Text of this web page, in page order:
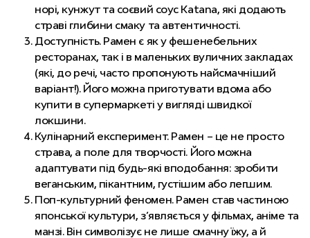
норі, кунжут та соєвий соус Katana, які додають
страві глибини смаку та автентичності.
Доступність. Рамен є як у фешенебельних
ресторанах, так і в маленьких вуличних закладах
(які, до речі, часто пропонують найсмачніший
варіант!). Його можна приготувати вдома або
купити в супермаркеті у вигляді швидкої
локшини.
Кулінарний експеримент. Рамен – це не просто
страва, а поле для творчості. Його можна
адаптувати під будь-які вподобання: зробити
веганським, пікантним, густішим або легшим.
Поп-культурний феномен. Рамен став частиною
японської культури, з’являється у фільмах, аніме та
манзі. Він символізує не лише смачну їжу, а й